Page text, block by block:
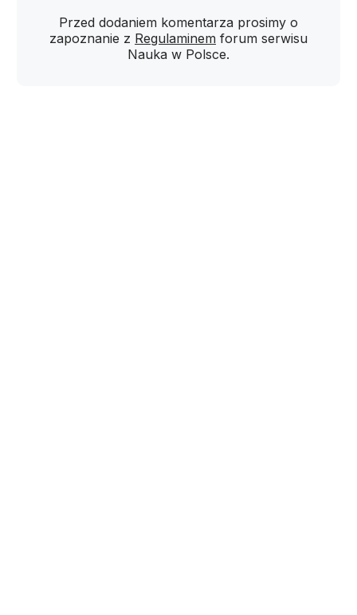
Przed dodaniem komentarza prosimy o
zapoznanie z Regulaminem forum serwisu
Nauka w Polsce.